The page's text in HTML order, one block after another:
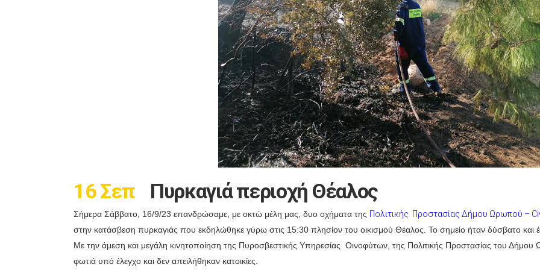
16 Σεπ Πυρκαγιά περιοχή Θέαλος
Σήμερα Σάββατο, 16/9/23 επανδρώσαμε, με οκτώ μέλη μας, δυο οχήματα της Πολιτικής Προστασίας Δήμου Ωρωπού –
στην κατάσβεση πυρκαγιάς που εκδηλώθηκε γύρω στις 15:30 πλησίον του οικισμού Θέαλος. Το σημείο ήταν δύσβατο και
Με την άμεση και μεγάλη κινητοποίηση της Πυροσβεστικής Υπηρεσίας Οινοφύτων, της Πολιτικής Προστασίας του
φωτιά υπό έλεγχο και δεν απειλήθηκαν κατοικίες.